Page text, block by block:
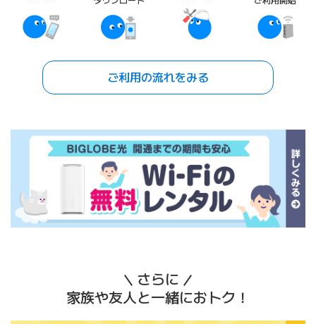
ご利用の流れをみる
さらに
家族や友人と一緒におトク！